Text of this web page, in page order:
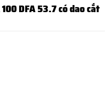
DFA 53.7 có dao cắt